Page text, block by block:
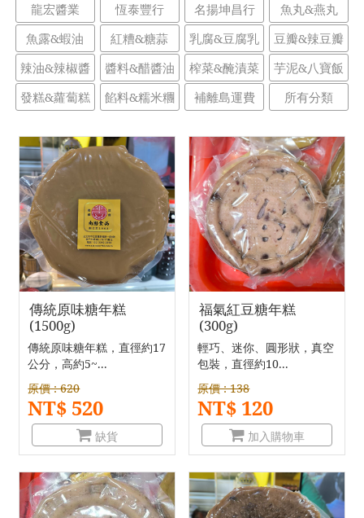
龍宏醬業
恆泰豐行 名揚坤昌行
魚丸&燕丸
魚露&蝦油
紅糟&糖蒜 乳腐&豆腐乳
豆瓣&辣豆瓣
辣油&辣椒醬
醬料&醋醬油 榨菜&醃漬菜
芋泥&八寶飯
發糕&蘿蔔糕
餡料&糯米糰 補離島運費 所有分類
傳統原味糖年糕
(1500g)
傳統原味糖年糕，直徑約17
公分，高約5~...
原價 : 620
NT$ 520
缺貨
福氣紅豆糖年糕
(300g)
輕巧、迷你、圓形狀，真空
包裝，直徑約10...
原價 : 138
NT$ 120
加入購物車